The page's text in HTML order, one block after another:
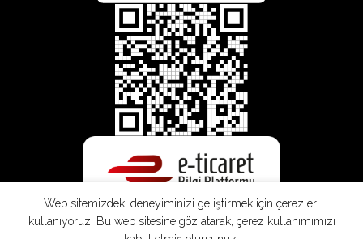
Web sitemizdeki deneyiminizi geliştirmek için çerezleri
kullanıyoruz. Bu web sitesine göz atarak, çerez kullanımımızı